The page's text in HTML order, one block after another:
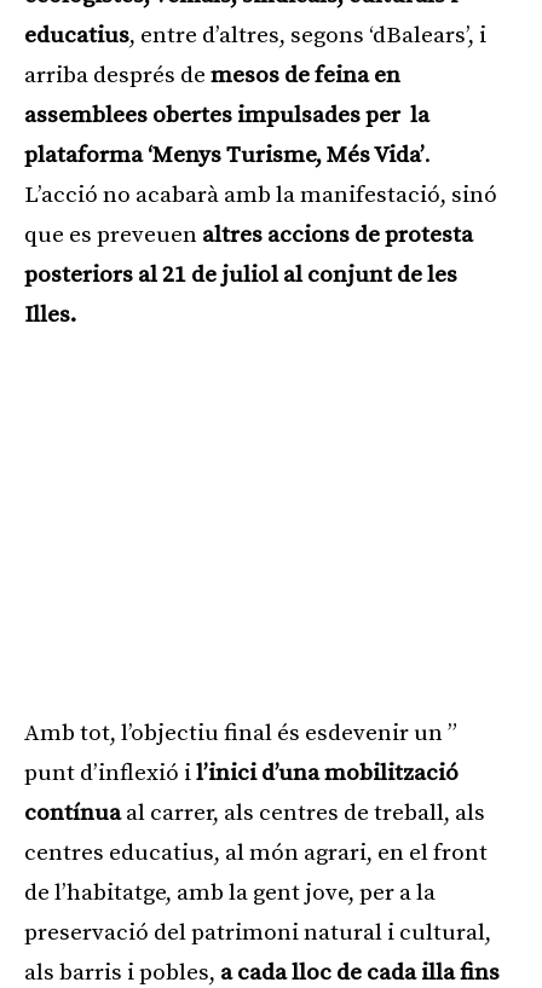
educatius, entre d’altres, segons ‘dBalears’, i
arriba després de mesos de feina en
assemblees obertes impulsades per la
plataforma ‘Menys Turisme, Més Vida’.
L’acció no acabarà amb la manifestació, sinó
que es preveuen altres accions de protesta
posteriors al 21 de juliol al conjunt de les
Illes.
Amb tot, l’objectiu final és esdevenir un ”
punt d’inflexió il’inici d’una mobilització
contínuaal carrer, als centres de treball, als
centres educatius, al món agrari, en el front
de l’habitatge, amb la gent jove, per a la
preservació del patrimoni natural i cultural,
als barris i pobles, a cada lloc de cada illa fins